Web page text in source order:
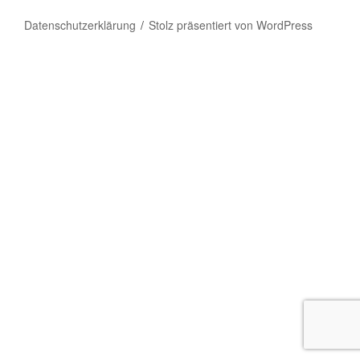
Datenschutzerklärung Stolz präsentiert von WordPress